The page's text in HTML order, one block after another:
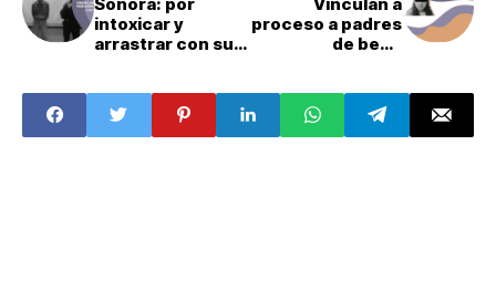
intoxicar y
arrastrar con su
vinculan a
proceso
proceso a padres
de bebé